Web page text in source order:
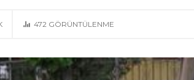
472 GÖRÜNTÜLENME